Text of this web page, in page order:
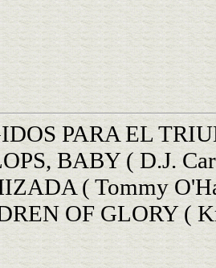
PARA EL
BABY ( D.J.
( Tommy
OF GLORY (